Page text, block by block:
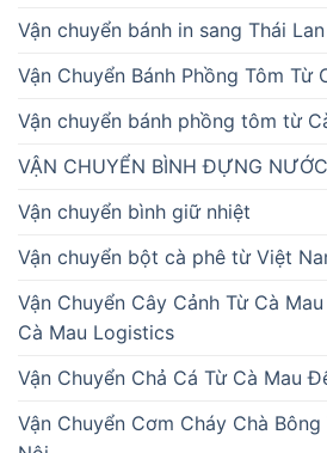
Vận chuyển bánh in sang Thái Lan
Vận Chuyển Bánh Phồng Tôm Từ
Vận chuyển bánh phồng tôm từ
VẬN CHUYỂN BÌNH ĐỰNG
Vận chuyển bình giữ nhiệt
Vận chuyển bột cà phê từ Việt
Vận Chuyển Cây Cảnh Từ Cà
Cà Mau Logistics
Vận Chuyển Chả Cá Từ Cà Mau
Vận Chuyển Cơm Cháy Chà